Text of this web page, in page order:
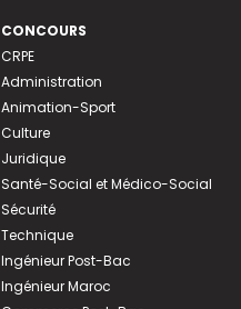
CONCOURS
CRPE
Administration
Animation-Sport
Culture
Juridique
Santé-Social et Médico-Social
Sécurité
Technique
Ingénieur Post-Bac
Ingénieur Maroc